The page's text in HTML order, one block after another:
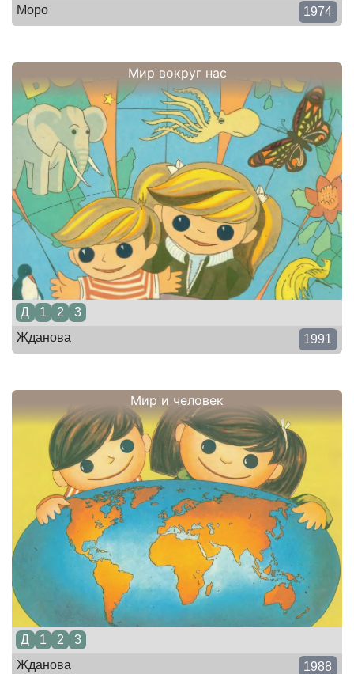
Моро
1974
Мир вокруг нас
Д 1 2
3
Жданова
1991
Мир и человек
Д 1 2
3
Жданова
1988